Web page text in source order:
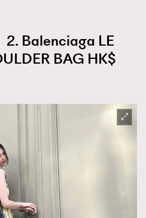
Balenciaga LE
BAG HK$